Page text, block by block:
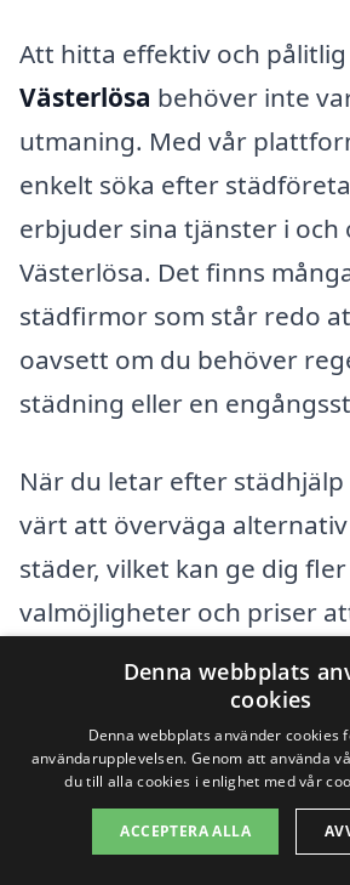
Att hitta effektiv och pålitlig
Västerlösa behöver inte
utmaning. Med vår
enkelt söka efter
erbjuder sina tjänster i och
Västerlösa. Det finns
städfirmor som står redo
oavsett om du behöver
städning eller en
När du letar efter städhjälp
värt att överväga
städer, vilket kan ge dig fler
valmöjligheter och priser
är några av de städer där
städhjälp, nära Västerlösa:
Kinda
Linghem
Denna webbplats
cookies
Denna webbplats använder cookies
användarupplevelsen. Genom att använda
du till alla cookies i enlighet med vår
ACCEPTERA ALLA